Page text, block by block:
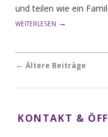
und teilen wie ein
WEITERLESEN →
Beitragsnavigation
← Ältere Beiträge
KONTAKT &